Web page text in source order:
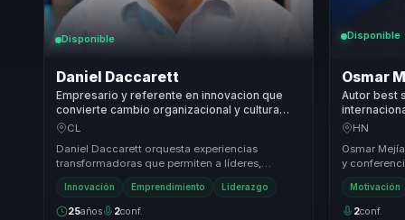
Disponible
Daniel Daccarett
Empresario y referente en innovacion que
convierte cambio organizacional y cultura
emprendedora en crecimiento para lideres y
CL
Daniel Daccarett orquesta experiencias
transformadoras que permiten a líderes,
directivos y responsables de equipos dejar
atrás la desali...
Innovación Emprendimiento Liderazgo
25años 2conf.
Disponible
Osmar
Autor best
HN
Osmar
y
propuesta
Motivación
2conf.